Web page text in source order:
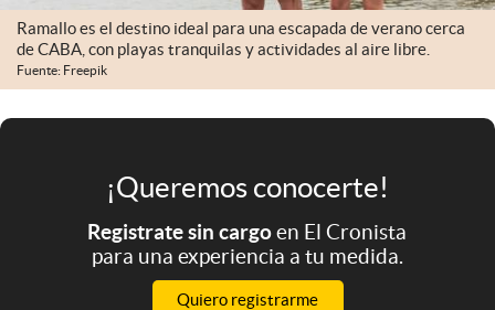
abre en nueva pestaña
Argentina
Ramallo es el destino ideal para una escapada de verano cerca
de CABA, con playas tranquilas y actividades al aire libre.
Fuente: Freepik
¡Queremos conocerte!
Registrate sin cargoen El Cronista
para una experiencia a tu medida.
Quiero registrarme